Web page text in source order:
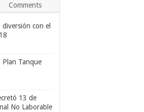
Comments
con el
Plan Tanque
13 de
No Laborable